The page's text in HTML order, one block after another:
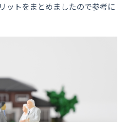
ットをまとめましたので参考に